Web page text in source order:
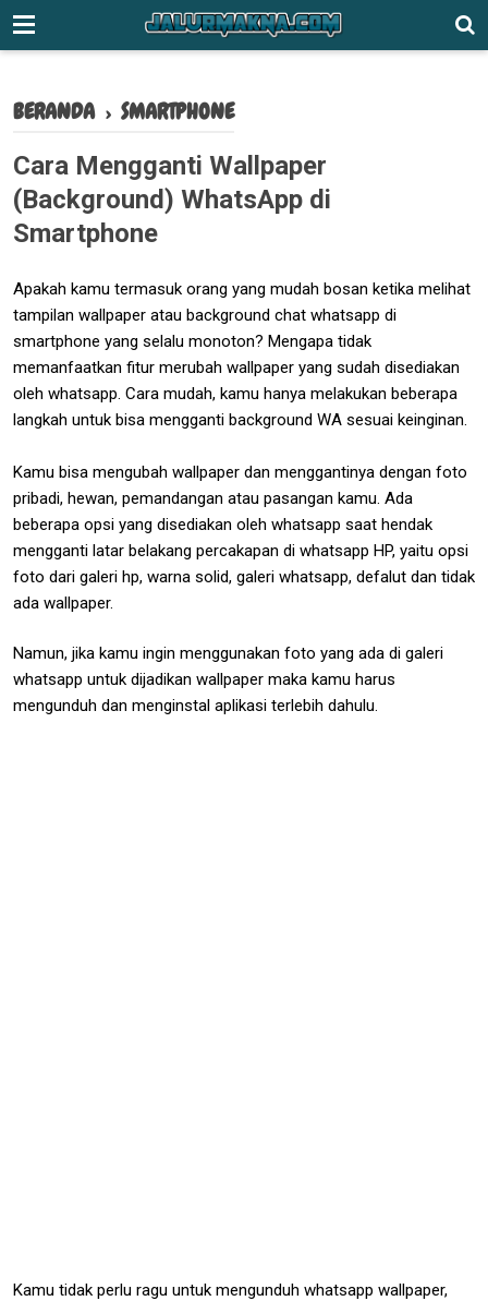
-->
BERANDA › SMARTPHONE
Cara Mengganti Wallpaper
(Background) WhatsApp di
Smartphone
Apakah kamu termasuk orang yang mudah bosan ketika melihat
tampilan wallpaper atau background chat whatsapp di
smartphone yang selalu monoton? Mengapa tidak
memanfaatkan fitur merubah wallpaper yang sudah disediakan
oleh whatsapp. Cara mudah, kamu hanya melakukan beberapa
langkah untuk bisa mengganti background WA sesuai keinginan.
Kamu bisa mengubah wallpaper dan menggantinya dengan foto
pribadi, hewan, pemandangan atau pasangan kamu. Ada
beberapa opsi yang disediakan oleh whatsapp saat hendak
mengganti latar belakang percakapan di whatsapp HP, yaitu opsi
foto dari galeri hp, warna solid, galeri whatsapp, defalut dan tidak
ada wallpaper.
Namun, jika kamu ingin menggunakan foto yang ada di galeri
whatsapp untuk dijadikan wallpaper maka kamu harus
mengunduh dan menginstal aplikasi terlebih dahulu.
Kamu tidak perlu ragu untuk mengunduh whatsapp wallpaper,